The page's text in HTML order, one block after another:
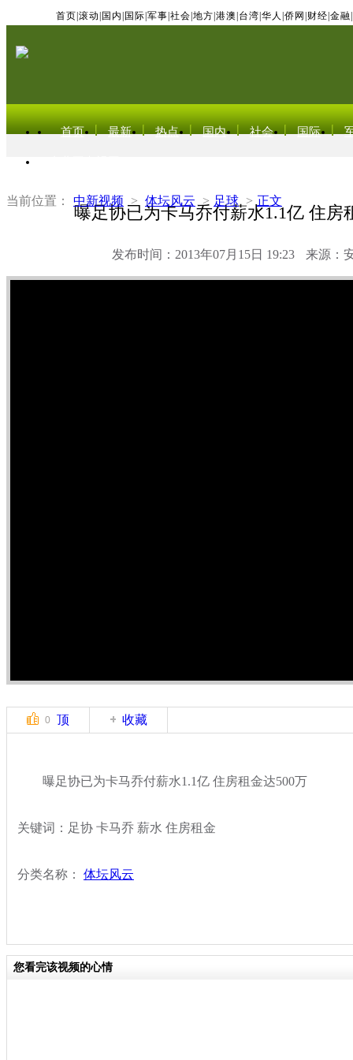
首页 滚动 国内 国际 军事 社会 地方 港澳 台湾 华人 侨网 财经 金融
首页 最新 热点 国内 社会 国际
当前位置： 中新视频 > 体坛风云 > 足球 > 正文
曝足协已为卡马乔付薪水1.1亿 住房
发布时间：2013年07月15日 19:23 来源：
0 顶 收藏
曝足协已为卡马乔付薪水1.1亿 住房租金达500万
关键词：足协 卡马乔 薪水 住房租金
分类名称： 体坛风云
您看完该视频的心情